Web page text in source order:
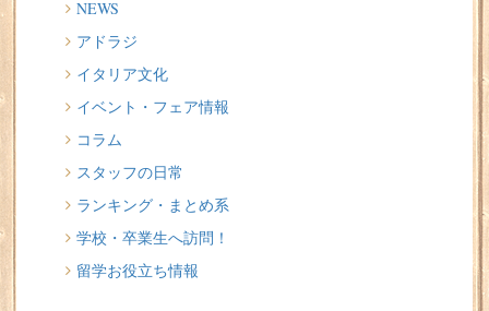
イタリアが誇る3人の天才芸術家 その傑作を見に行こう！
2026/07/16
味わってみたい！魚介の「ごった煮」 リヴォルノの
Cacciucco（カッチュッコ）
NEWS
アドラジ
イタリア文化
イベント・フェア情報
コラム
スタッフの日常
ランキング・まとめ系
学校・卒業生へ訪問！
留学お役立ち情報